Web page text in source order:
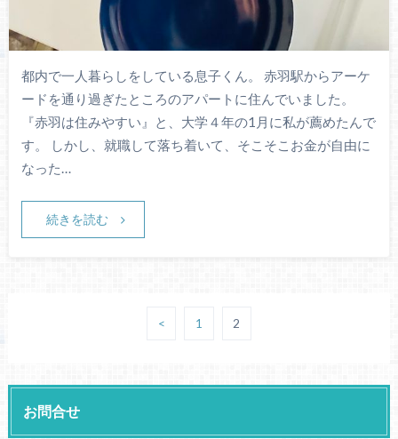
都内で一人暮らしをしている息子くん。 赤羽駅からアーケ
ードを通り過ぎたところのアパートに住んでいました。
『赤羽は住みやすい』と、大学４年の1月に私が薦めたんで
す。 しかし、就職して落ち着いて、そこそこお金が自由に
なった…
続きを読む
< 1 2
お問合せ